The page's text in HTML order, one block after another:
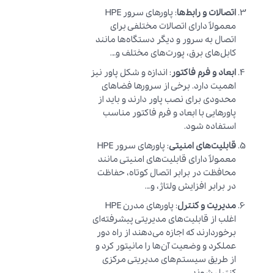
اتصالات و رابط‌ها
: پاورهای سرور HPE
معمولاً دارای اتصالات مختلفی برای
اتصال به سرور و دیگر دستگاه‌ها مانند
کابل‌های برق، پورت‌های مختلف و…
ابعاد و فرم فاکتور : اندازه و شکل پاور نیز
اهمیت دارد. برخی از سرورها فضاهای
محدودی برای نصب پاور دارند و باید از
پاورهایی با ابعاد و فرم فاکتور مناسب
استفاده شود.
قابلیت‌های امنیتی
: پاورهای سرور HPE
معمولاً دارای قابلیت‌های امنیتی مانند
محافظت در برابر اتصال کوتاه، حفاظت
در برابر افزایش ولتاژ، و…
مدیریت و کنترل
: پاورهای مدرن HPE
اغلب از قابلیت‌های مدیریتی پیشرفته‌ای
برخوردارند که اجازه می‌دهند از راه دور
عملکرد و وضعیت آن‌ها را مانیتور کرد و
از طریق سیستم‌های مدیریتی مرکزی